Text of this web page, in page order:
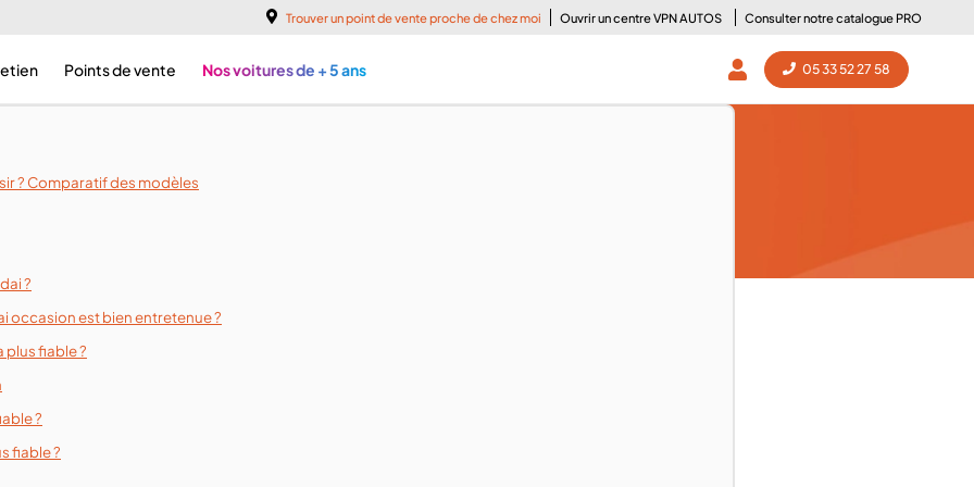
Trouver un point de vente proche de chez moi Ouvrir un centre VPN AUTOS Consulter notre catalogue PRO
05 33 52 27 58
Points de vente Nos voitures de + 5 ans
conseils
? Comparatif des modèles
?
occasion est bien entretenue ?
plus fiable ?
?
fiable ?